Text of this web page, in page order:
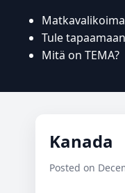
Matkavalikoima
Tule
Mitä on TEMA?
Kanada
Posted on